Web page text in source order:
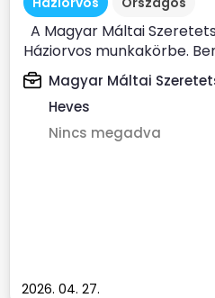
A Magyar Máltai
Háziorvos munkakörbe.
Magyar Máltai
Heves
Nincs megadva
2026. 04. 27.